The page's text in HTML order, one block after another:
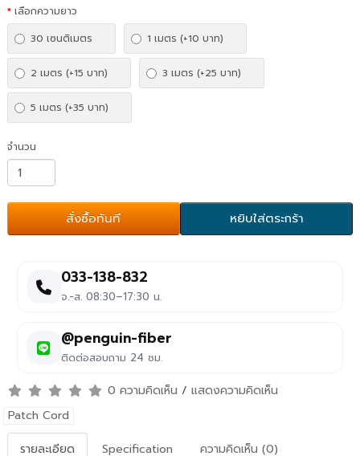
เลือกความยาว
30 เซนติเมตร
1 เมตร (+10 บาท)
2 เมตร (+15 บาท) 3 เมตร (+25 บาท)
5 เมตร (+35 บาท)
จำนวน
สั่งซื้อทันที หยิบใส่ตระกร้า
033-138-832
จ.-ส. 08:30–17:30 น.
@penguin-fiber
ติดต่อสอบถาม 24 ชม.
0 ความคิดเห็น / แสดงความคิดเห็น
Patch Cord
รายละเอียด
Specification ความคิดเห็น (0)